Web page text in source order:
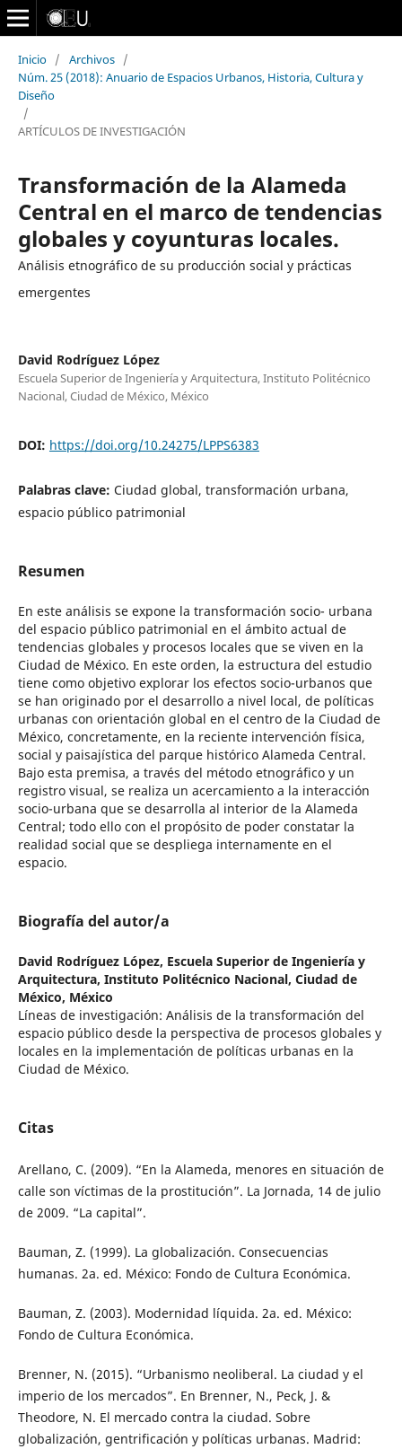
Inicio / Archivos /
Núm. 25 (2018): Anuario de Espacios Urbanos, Historia, Cultura y
Diseño
/
ARTÍCULOS DE INVESTIGACIÓN
Transformación de la Alameda
Central en el marco de tendencias
globales y coyunturas locales.
Análisis etnográfico de su producción social y prácticas
emergentes
David Rodríguez López
Escuela Superior de Ingeniería y Arquitectura, Instituto Politécnico
Nacional, Ciudad de México, México
DOI: https://doi.org/10.24275/LPPS6383
Palabras clave: Ciudad global, transformación urbana,
espacio público patrimonial
Resumen
En este análisis se expone la transformación socio- urbana
del espacio público patrimonial en el ámbito actual de
tendencias globales y procesos locales que se viven en la
Ciudad de México. En este orden, la estructura del estudio
tiene como objetivo explorar los efectos socio-urbanos que
se han originado por el desarrollo a nivel local, de políticas
urbanas con orientación global en el centro de la Ciudad de
México, concretamente, en la reciente intervención física,
social y paisajística del parque histórico Alameda Central.
Bajo esta premisa, a través del método etnográfico y un
registro visual, se realiza un acercamiento a la interacción
socio-urbana que se desarrolla al interior de la Alameda
Central; todo ello con el propósito de poder constatar la
realidad social que se despliega internamente en el
espacio.
Biografía del autor/a
David Rodríguez López, Escuela Superior de Ingeniería y
Arquitectura, Instituto Politécnico Nacional, Ciudad de
México, México
Líneas de investigación: Análisis de la transformación del
espacio público desde la perspectiva de procesos globales y
locales en la implementación de políticas urbanas en la
Ciudad de México.
Citas
Arellano, C. (2009). “En la Alameda, menores en situación de
calle son víctimas de la prostitución”. La Jornada, 14 de julio
de 2009. “La capital”.
Bauman, Z. (1999). La globalización. Consecuencias
humanas. 2a. ed. México: Fondo de Cultura Económica.
Bauman, Z. (2003). Modernidad líquida. 2a. ed. México:
Fondo de Cultura Económica.
Brenner, N. (2015). “Urbanismo neoliberal. La ciudad y el
imperio de los mercados”. En Brenner, N., Peck, J. &
Theodore, N. El mercado contra la ciudad. Sobre
globalización, gentrificación y políticas urbanas. Madrid: